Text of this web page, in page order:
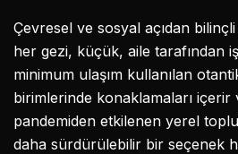
Çevresel ve sosyal açıdan
her gezi, küçük, aile tarafından
minimum ulaşım kullanılan
birimlerinde konaklamaları içerir
pandemiden etkilenen yerel
daha sürdürülebilir bir seçenek